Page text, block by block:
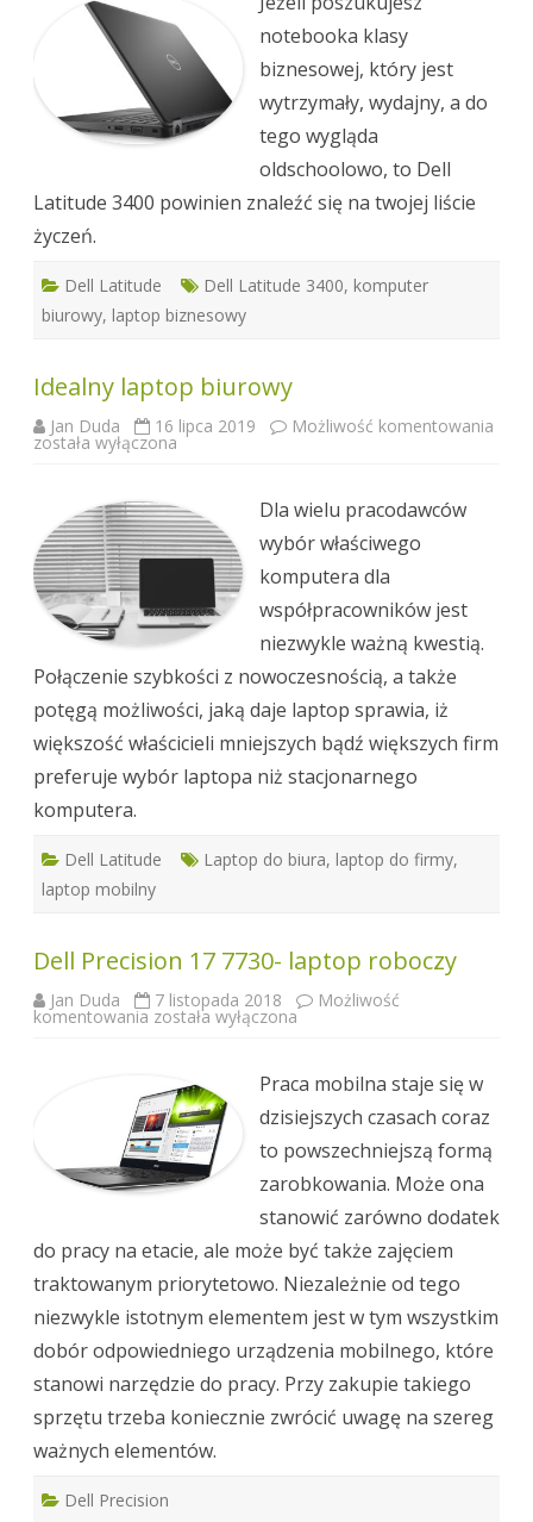
design
duża
moc
notebooka klasy
biznesowej, który jest
wytrzymały, wydajny, a do
tego wygląda
oldschoolowo, to Dell
Latitude 3400 powinien znaleźć się na twojej liście
życzeń.
Dell Latitude Dell Latitude 3400, komputer
biurowy, laptop biznesowy
Idealny laptop biurowy
Jan Duda 16 lipca 2019 Możliwość komentowania
została wyłączona
Dla wielu pracodawców
wybór właściwego
komputera dla
współpracowników jest
niezwykle ważną kwestią.
Połączenie szybkości z nowoczesnością, a także
potęgą możliwości, jaką daje laptop sprawia, iż
większość właścicieli mniejszych bądź większych firm
preferuje wybór laptopa niż stacjonarnego
komputera.
Dell Latitude Laptop do biura, laptop do firmy,
laptop mobilny
Dell Precision 17 7730- laptop roboczy
Jan Duda 7 listopada 2018 Możliwość
komentowania Dell
laptop
roboczy
została wyłączona
Praca mobilna staje się w
dzisiejszych czasach coraz
to powszechniejszą formą
zarobkowania. Może ona
stanowić zarówno dodatek
do pracy na etacie, ale może być także zajęciem
traktowanym priorytetowo. Niezależnie od tego
niezwykle istotnym elementem jest w tym wszystkim
dobór odpowiedniego urządzenia mobilnego, które
stanowi narzędzie do pracy. Przy zakupie takiego
sprzętu trzeba koniecznie zwrócić uwagę na szereg
ważnych elementów.
Dell Precision